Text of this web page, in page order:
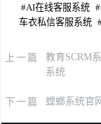
#AI在线客服系统 #
车衣私信客服系统
上一篇
教育SCRM
系统
下一篇 螳螂系统官